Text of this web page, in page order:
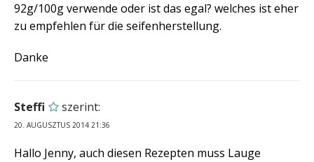
92g/100g verwende oder ist das egal? welches ist eher
zu empfehlen für die seifenherstellung.
Danke
Steffi szerint:
20. AUGUSZTUS 2014 21:36
Hallo Jenny, auch diesen Rezepten muss Lauge